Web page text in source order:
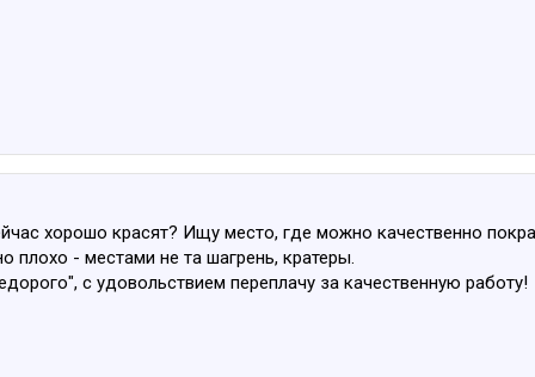
хорошо красят? Ищу место, где можно качественно
плохо - местами не та шагрень, кратеры.
с удовольствием переплачу за качественную работу!